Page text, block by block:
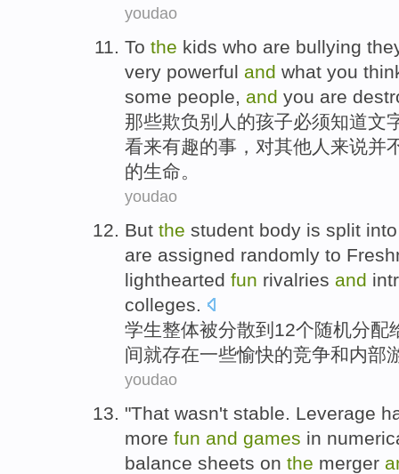
youdao
To the kids who are bullying
very powerful and what you
some people, and you are
那些欺负别人 的孩子必须知道文
看来有趣的事， 对其他人来说并
的生命。
youdao
But the student body is split into
are assigned randomly to
lighthearted fun rivalries and
colleges.
学生整体被分散到 12个随机分配
间就存在一些愉快的竞争和内部
youdao
"That wasn't stable Leverage
more fun and games in
balance sheets on the merger